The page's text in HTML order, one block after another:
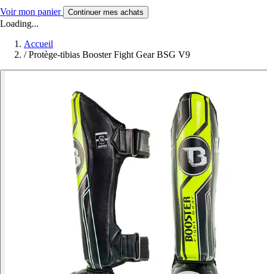
Voir mon panier Continuer mes achats
Loading...
Accueil
/ Protège-tibias Booster Fight Gear BSG V9